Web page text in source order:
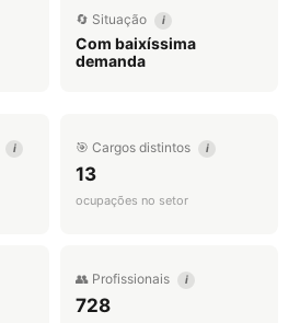
🔄 Situação i
Com baixíssima
demanda
i 🎯 Cargos distintos i
13
ocupações no setor
👥 Profissionais i
728